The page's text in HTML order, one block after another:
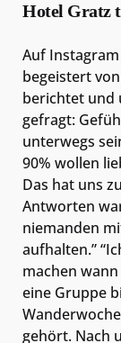
Hotel Gratz
Auf
begeistert
berichtet und
gefragt:
unterwegs
90% wollen
Das hat uns
Antworten
niemanden
aufhalten.”
machen
eine Gruppe
gehört. Nach